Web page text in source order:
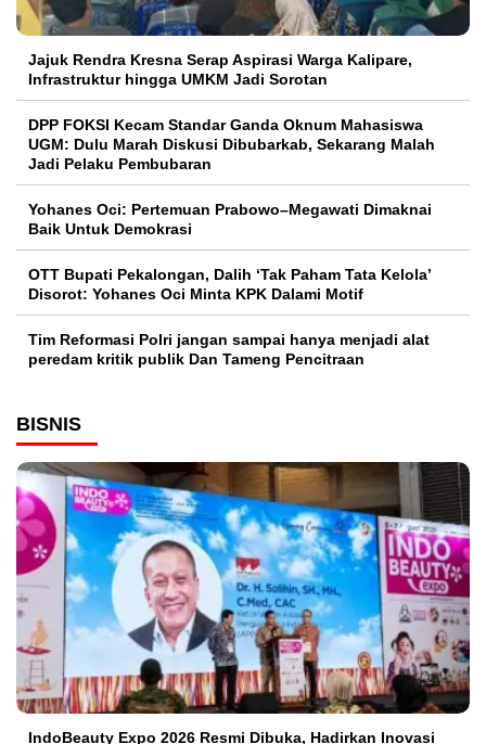
Jajuk Rendra Kresna Serap Aspirasi Warga Kalipare,
Infrastruktur hingga UMKM Jadi Sorotan
DPP FOKSI Kecam Standar Ganda Oknum Mahasiswa
UGM: Dulu Marah Diskusi Dibubarkab, Sekarang Malah
Jadi Pelaku Pembubaran
Yohanes Oci: Pertemuan Prabowo–Megawati Dimaknai
Baik Untuk Demokrasi
OTT Bupati Pekalongan, Dalih ‘Tak Paham Tata Kelola’
Disorot: Yohanes Oci Minta KPK Dalami Motif
Tim Reformasi Polri jangan sampai hanya menjadi alat
peredam kritik publik Dan Tameng Pencitraan
BISNIS
IndoBeauty Expo 2026 Resmi Dibuka, Hadirkan Inovasi